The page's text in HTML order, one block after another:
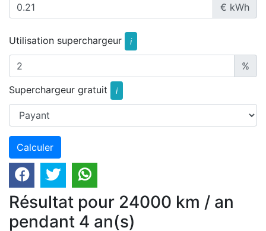
€ kWh
Utilisation superchargeur i
%
Superchargeur gratuit
i
Résultat pour 24000 km / an
pendant 4 an(s)